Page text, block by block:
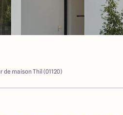
maison Thil (01120)